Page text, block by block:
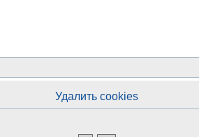
Удалить cookies